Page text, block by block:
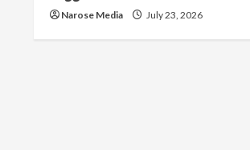
Narose Media July 23, 2026